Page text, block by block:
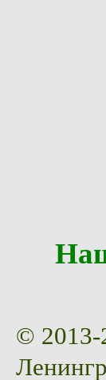
© 2013-